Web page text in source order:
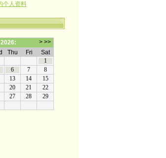
个人资料